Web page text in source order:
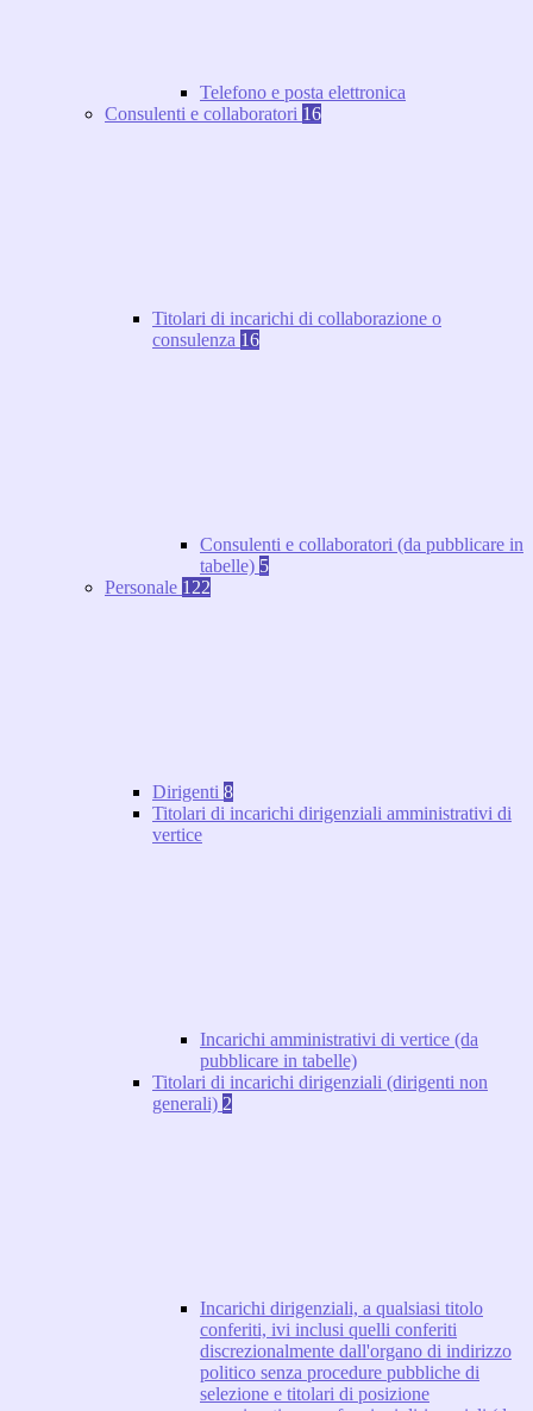
Telefono e posta elettronica
Consulenti e collaboratori 16
Titolari di incarichi di collaborazione o
consulenza 16
Consulenti e collaboratori (da pubblicare in
tabelle) 5
Personale 122
Dirigenti 8
Titolari di incarichi dirigenziali amministrativi di
vertice
Incarichi amministrativi di vertice (da
pubblicare in tabelle)
Titolari di incarichi dirigenziali (dirigenti non
generali) 2
Incarichi dirigenziali, a qualsiasi titolo
conferiti, ivi inclusi quelli conferiti
discrezionalmente dall'organo di indirizzo
politico senza procedure pubbliche di
selezione e titolari di posizione